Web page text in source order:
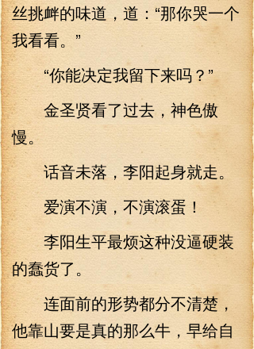
丝挑衅的味道，道：“那你哭一个
我看看。”
“你能决定我留下来吗？”
金圣贤看了过去，神色傲
慢。
话音未落，李阳起身就走。
爱演不演，不演滚蛋！
李阳生平最烦这种没逼硬装
的蠢货了。
连面前的形势都分不清楚，
他靠山要是真的那么牛，早给自